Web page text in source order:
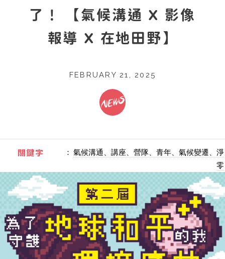
了！ 【氣候溝通 X 影像
報導 X 在地田野】
FEBRUARY 21, 2025
關鍵字 ： 氣候溝通、講座、營隊、青年、氣候變遷、淨
零